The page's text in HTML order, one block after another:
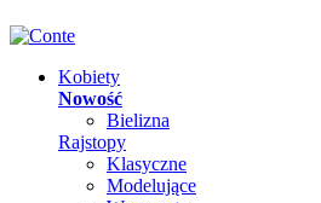
Kobiety
Nowość
Bielizna
Rajstopy
Klasyczne
Modelujące